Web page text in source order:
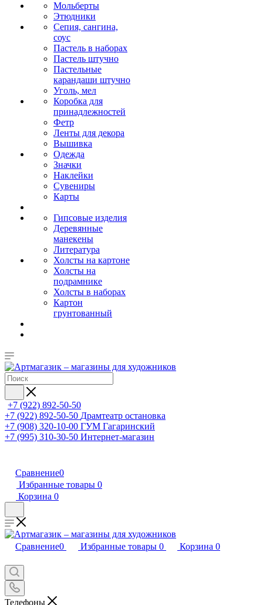
Мольберты
Этюдники
Сепия, сангина,
соус
Пастель в наборах
Пастель штучно
Пастельные
карандаши штучно
Уголь, мел
Коробка для
принадлежностей
Фетр
Ленты для декора
Вышивка
Одежда
Значки
Наклейки
Сувениры
Карты
Гипсовые изделия
Деревянные
манекены
Литература
Холсты на картоне
Холсты на
подрамнике
Холсты в наборах
Картон
грунтованный
+7 (922) 892-50-50
+7 (922) 892-50-50 Драмтеатр остановка
+7 (908) 320-10-00 ГУМ Гагаринский
+7 (995) 310-30-50 Интернет-магазин
Сравнение0
Избранные товары 0
Корзина 0
Сравнение0 Избранные товары 0 Корзина 0
Телефоны